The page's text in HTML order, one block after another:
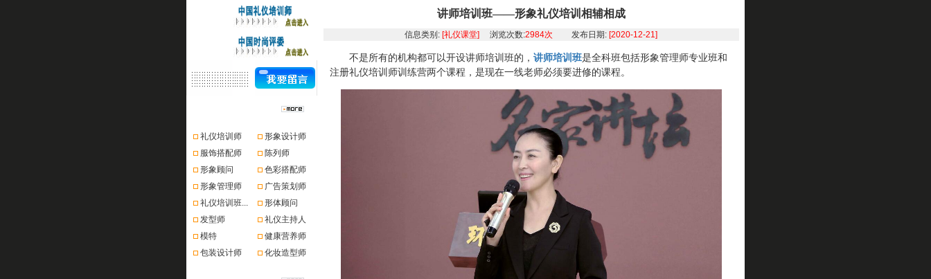
礼仪培训师
形象设计师
服饰搭配师
陈列师
形象顾问
色彩搭配师
形象管理师
广告策划师
礼仪培训班...
形体顾问
发型师
礼仪主持人
模特
健康营养师
包装设计师
化妆造型师
讲师培训班——形象礼仪培训相辅相成
信息类别: [礼仪课堂] 浏览次数:2984次 发布日期: [2020-12-21]
不是所有的机构都可以开设讲师培训班的， 讲师培训班是全科班包括形象管理师专业班和
注册礼仪培训师训练营两个课程，是现在一线老师必须要进修的课程。